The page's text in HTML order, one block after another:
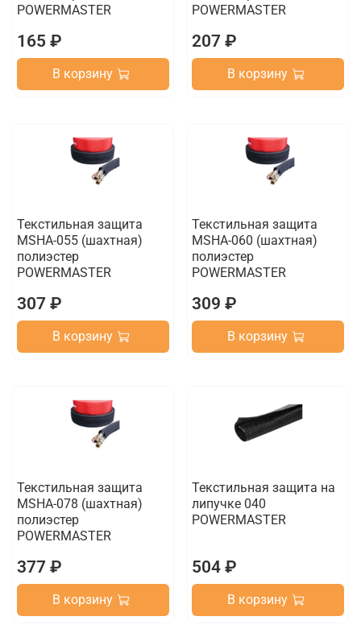
POWERMASTER
165 ₽
В корзину
POWERMASTER
207 ₽
В корзину
Текстильная защита
MSHA-055 (шахтная)
полиэстер
POWERMASTER
307 ₽
В корзину
Текстильная защита
MSHA-060 (шахтная)
полиэстер
POWERMASTER
309 ₽
В корзину
Текстильная защита
MSHA-078 (шахтная)
полиэстер
POWERMASTER
377 ₽
В корзину
Текстильная защита на
липучке 040
POWERMASTER
504 ₽
В корзину